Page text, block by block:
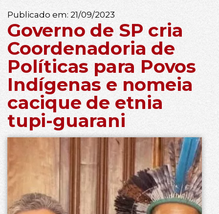
Publicado em: 21/09/2023
Governo de SP cria
Coordenadoria de
Políticas para Povos
Indígenas e nomeia
cacique de etnia
tupi-guarani